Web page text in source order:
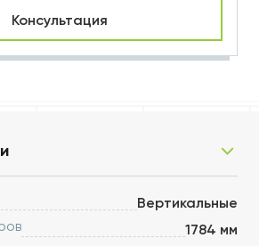
Консультация
Вертикальные
1784 мм